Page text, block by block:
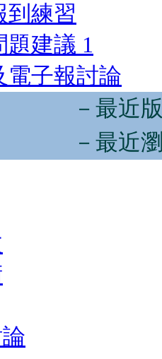
到練習
題建議 1
電子報討論
－最近
－最近